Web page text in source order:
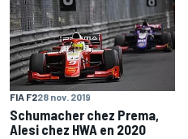
FIA F228 nov. 2019
Schumacher chez Prema,
Alesi chez HWA en 2020